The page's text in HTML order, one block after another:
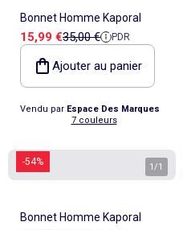
Bonnet Homme Kaporal
Prix de vente
15,99 €Prix de référence
35,00 € PDR
Ajouter au panier
Vendu par Espace Des Marques
7 couleurs
-54% 1 /1
Bonnet Homme Kaporal